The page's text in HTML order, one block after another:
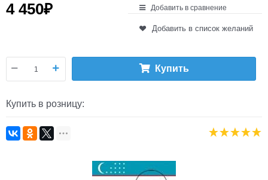
4 450₽ Добавить в сравнение
Добавить в список желаний
Купить
Купить в розницу: